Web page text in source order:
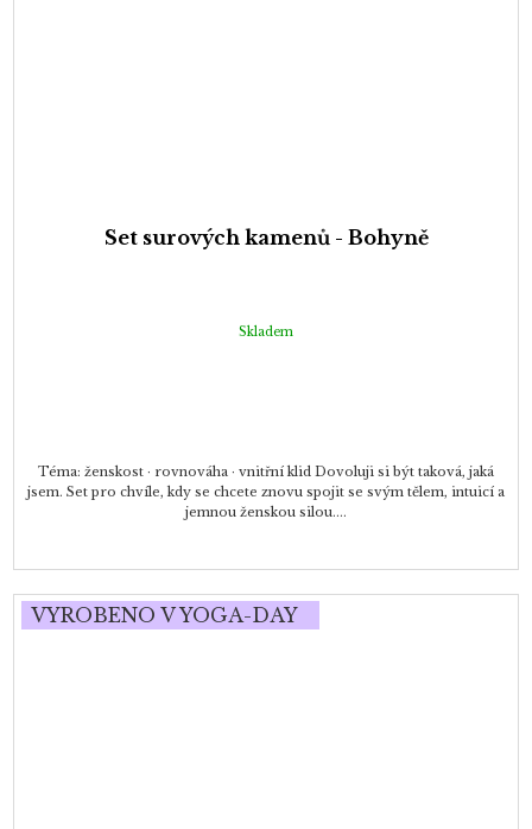
Set surových kamenů - Bohyně
Skladem
Téma: ženskost · rovnováha · vnitřní klid Dovoluji si být taková, jaká
jsem. Set pro chvíle, kdy se chcete znovu spojit se svým tělem, intuicí a
jemnou ženskou silou....
VYROBENO V YOGA-DAY